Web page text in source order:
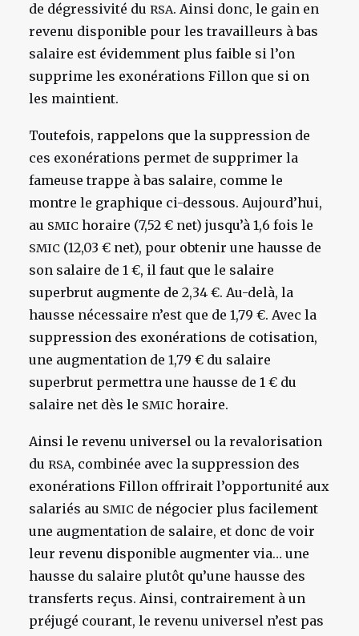
de dégressivité du RSA. Ainsi donc, le gain en
revenu disponible pour les travailleurs à bas
salaire est évidemment plus faible si l’on
supprime les exonérations Fillon que si on
les maintient.
Toutefois, rappelons que la suppression de
ces exonérations permet de supprimer la
fameuse trappe à bas salaire, comme le
montre le graphique ci-dessous. Aujourd’hui,
au SMIC horaire (7,52 € net) jusqu’à 1,6 fois le
SMIC (12,03 € net), pour obtenir une hausse de
son salaire de 1 €, il faut que le salaire
superbrut augmente de 2,34 €. Au-delà, la
hausse nécessaire n’est que de 1,79 €. Avec la
suppression des exonérations de cotisation,
une augmentation de 1,79 € du salaire
superbrut permettra une hausse de 1 € du
salaire net dès le SMIC horaire.
Ainsi le revenu universel ou la revalorisation
du RSA, combinée avec la suppression des
exonérations Fillon offrirait l’opportunité aux
salariés au SMIC de négocier plus facilement
une augmentation de salaire, et donc de voir
leur revenu disponible augmenter via… une
hausse du salaire plutôt qu’une hausse des
transferts reçus. Ainsi, contrairement à un
préjugé courant, le revenu universel n’est pas